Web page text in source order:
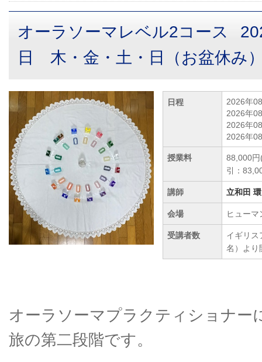
オーラソーマレベル2コース
日 木・金・土・日（お盆休み
日程
2026年
2026年
2026年
2026年
授業料
88,000円
引：
講師 立和田 環
会場 ヒュー
受講者数
イギリス
名）より
オーラソーマプラクティショナー
旅の第二段階です。